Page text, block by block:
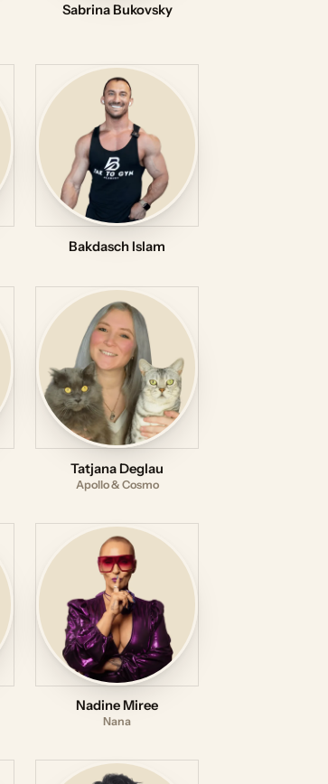
Sabrina Bukovsky
Bakdasch Islam
Tatjana Deglau
Apollo & Cosmo
Nadine Miree
Nana